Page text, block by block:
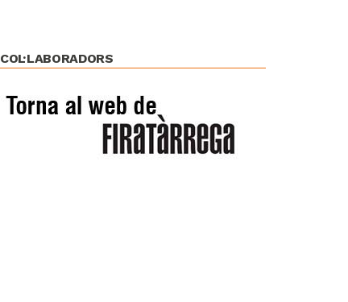
COL·LABORADORS